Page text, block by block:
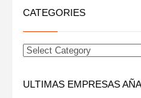
CATEGORIES
ULTIMAS EMPRESAS